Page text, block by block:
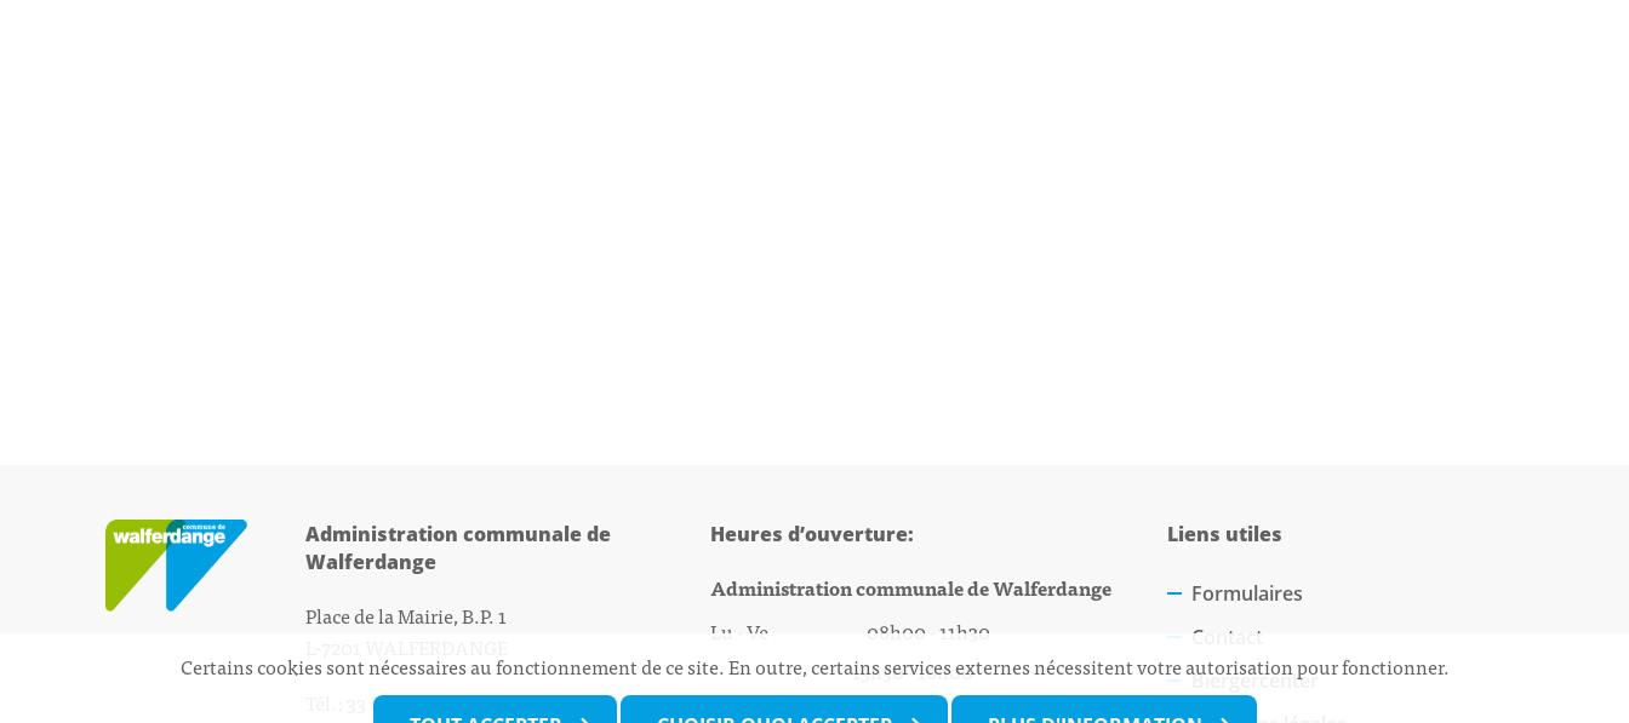
Administration communale de
Walferdange
Place de la Mairie, B.P. 1
Tél.: 33 01 44 - 1secretariat@walfer.lu
Heures d’ouverture:
Administration communale de Walferdange
Lu - Ve 08h00 - 11h30
13h30 - 16h00
Biergercenter
Liens utiles
Formulaires
Contact
Biergercenter
Certains cookies sont nécessaires au fonctionnement de ce site. En outre, certains services externes nécessitent votre autorisation pour fonctionner.